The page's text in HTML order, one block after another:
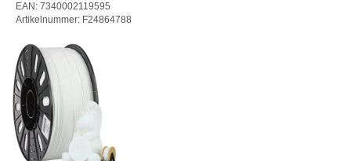
EAN: 7340002119595
Artikelnummer: F24864788